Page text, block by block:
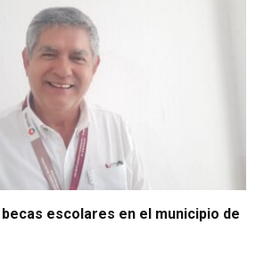
escolares en el municipio de